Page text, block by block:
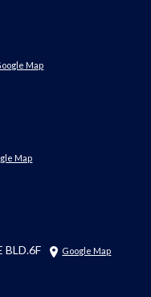
Map
Map
Google Map